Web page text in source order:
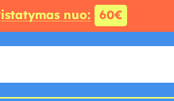
nuo: 60€